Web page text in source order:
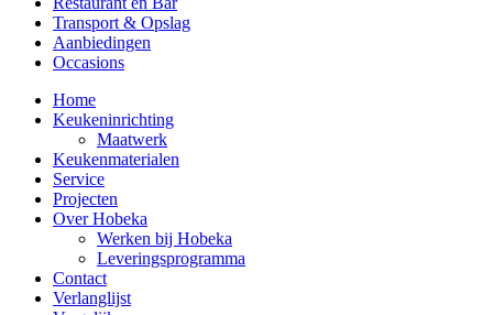
Transport & Opslag
Aanbiedingen
Occasions
Home
Keukeninrichting
Maatwerk
Keukenmaterialen
Service
Projecten
Over Hobeka
Werken bij Hobeka
Leveringsprogramma
Contact
Verlanglijst